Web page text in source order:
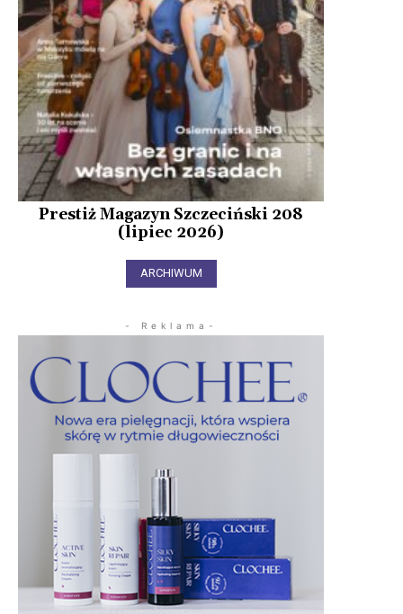
Prestiż Magazyn Szczeciński 208
(lipiec 2026)
ARCHIWUM
- Reklama-